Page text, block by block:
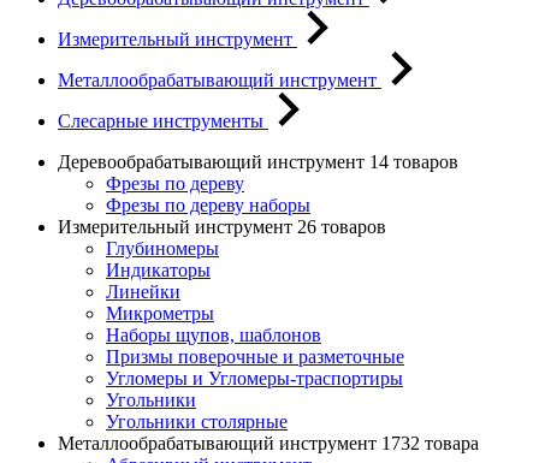
Измерительный инструмент
Металлообрабатывающий инструмент
Слесарные инструменты
Деревообрабатывающий инструмент 14 товаров
Фрезы по дереву
Фрезы по дереву наборы
Измерительный инструмент 26 товаров
Глубиномеры
Индикаторы
Линейки
Микрометры
Наборы щупов, шаблонов
Призмы поверочные и разметочные
Угломеры и Угломеры-траспортиры
Угольники
Угольники столярные
Металлообрабатывающий инструмент 1732 товара